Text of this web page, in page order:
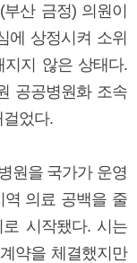
산 금정) 의원이
에 상정시켜 소위
지지 않은 상태다.
공공병원화 조속
었다.
원을 국가가 운영
역 의료 공백을 줄
시작됐다. 시는
약을 체결했지만